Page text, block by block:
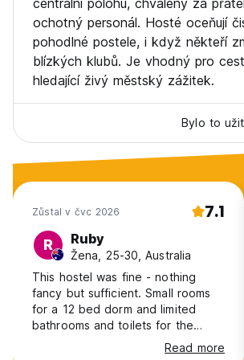
centrální polohu, chválený za
ochotný personál. Hosté oceňují
pohodlné postele, i když někteří
blízkých klubů. Je vhodný pro
hledající živý městský zážitek.
Bylo to
Zůstal v čvc 2026 7.1
R Ruby
Žena, 25-30, Australia
This hostel was fine - nothing
fancy but sufficient. Small rooms
for a 12 bed dorm and limited
bathrooms and toilets for the
number of people sharing them,
the door was quite squeaky so
Read more